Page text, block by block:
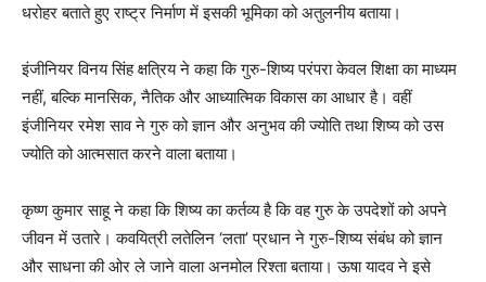
धरोहर बताते हुए राष्ट्र निर्माण में इसकी भूमिका को अतुलनीय बताया।
इंजीनियर विनय सिंह क्षत्रिय ने कहा कि गुरु-शिष्य परंपरा केवल शिक्षा का माध्यम
नहीं, बल्कि मानसिक, नैतिक और आध्यात्मिक विकास का आधार है। वहीं
इंजीनियर रमेश साव ने गुरु को ज्ञान और अनुभव की ज्योति तथा शिष्य को उस
ज्योति को आत्मसात करने वाला बताया।
कृष्ण कुमार साहू ने कहा कि शिष्य का कर्तव्य है कि वह गुरु के उपदेशों को अपने
जीवन में उतारे। कवयित्री लतेलिन ‘लता’ प्रधान ने गुरु-शिष्य संबंध को ज्ञान
और साधना की ओर ले जाने वाला अनमोल रिश्ता बताया। ऊषा यादव ने इसे